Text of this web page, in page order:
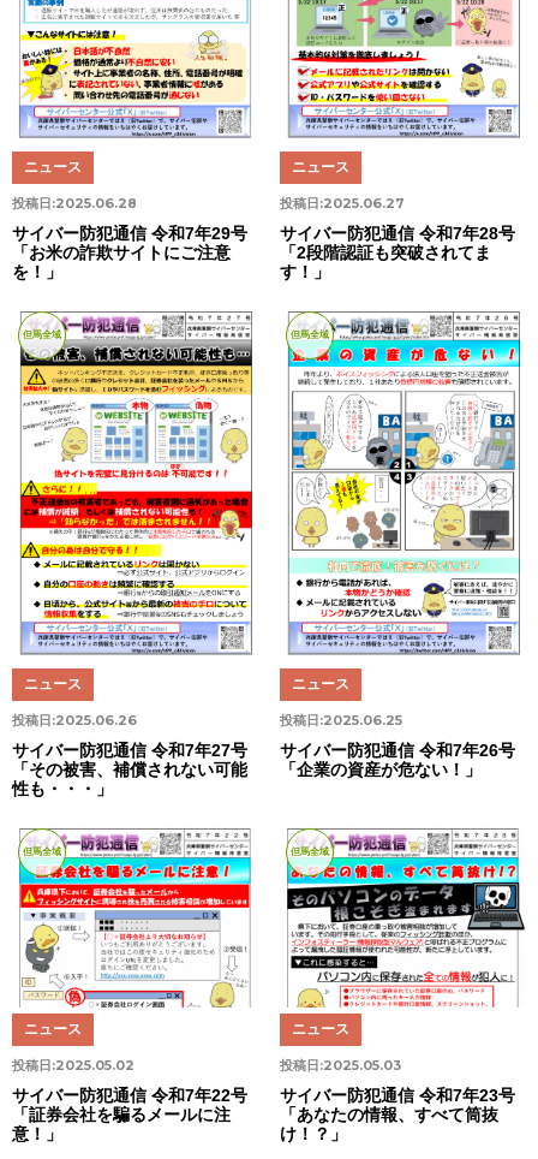
投稿日:2025.06.28
ニュース
サイバー防犯通信 令和7年29号
「お米の詐欺サイトにご注意
を！」
投稿日:2025.06.27
ニュース
サイバー防犯通信 令和7年28号
「2段階認証も突破されてま
す！」
但馬全域
投稿日:2025.06.26
ニュース
サイバー防犯通信 令和7年27号
「その被害、補償されない可能
性も・・・」
但馬全域
投稿日:2025.06.25
ニュース
サイバー防犯通信 令和7年26号
「企業の資産が危ない！」
但馬全域
投稿日:2025.05.02
ニュース
サイバー防犯通信 令和7年22号
「証券会社を騙るメールに注
意！」
但馬全域
投稿日:2025.05.03
ニュース
サイバー防犯通信 令和7年23号
「あなたの情報、すべて筒抜
け！？」